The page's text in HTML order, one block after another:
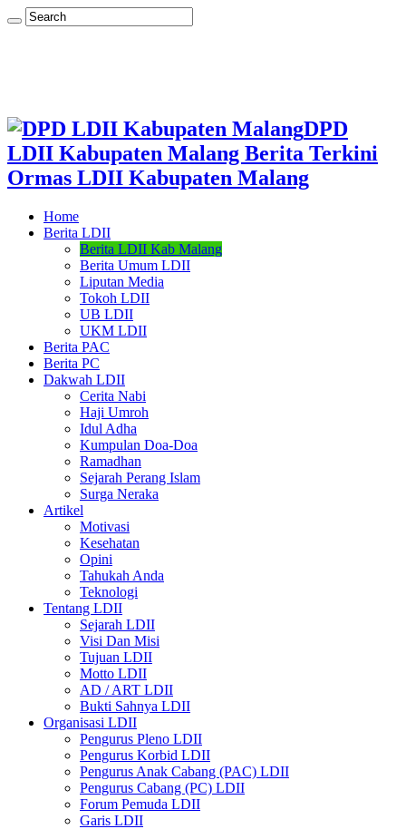
DPD
LDII Kabupaten Malang Berita Terkini
Ormas LDII Kabupaten Malang
Home
Berita LDII
Berita LDII Kab Malang
Berita Umum LDII
Liputan Media
Tokoh LDII
UB LDII
UKM LDII
Berita PAC
Berita PC
Dakwah LDII
Cerita Nabi
Haji Umroh
Idul Adha
Kumpulan Doa-Doa
Ramadhan
Sejarah Perang Islam
Surga Neraka
Artikel
Motivasi
Kesehatan
Opini
Tahukah Anda
Teknologi
Tentang LDII
Sejarah LDII
Visi Dan Misi
Tujuan LDII
Motto LDII
AD / ART LDII
Bukti Sahnya LDII
Organisasi LDII
Pengurus Pleno LDII
Pengurus Korbid LDII
Pengurus Anak Cabang (PAC) LDII
Pengurus Cabang (PC) LDII
Forum Pemuda LDII
Garis LDII